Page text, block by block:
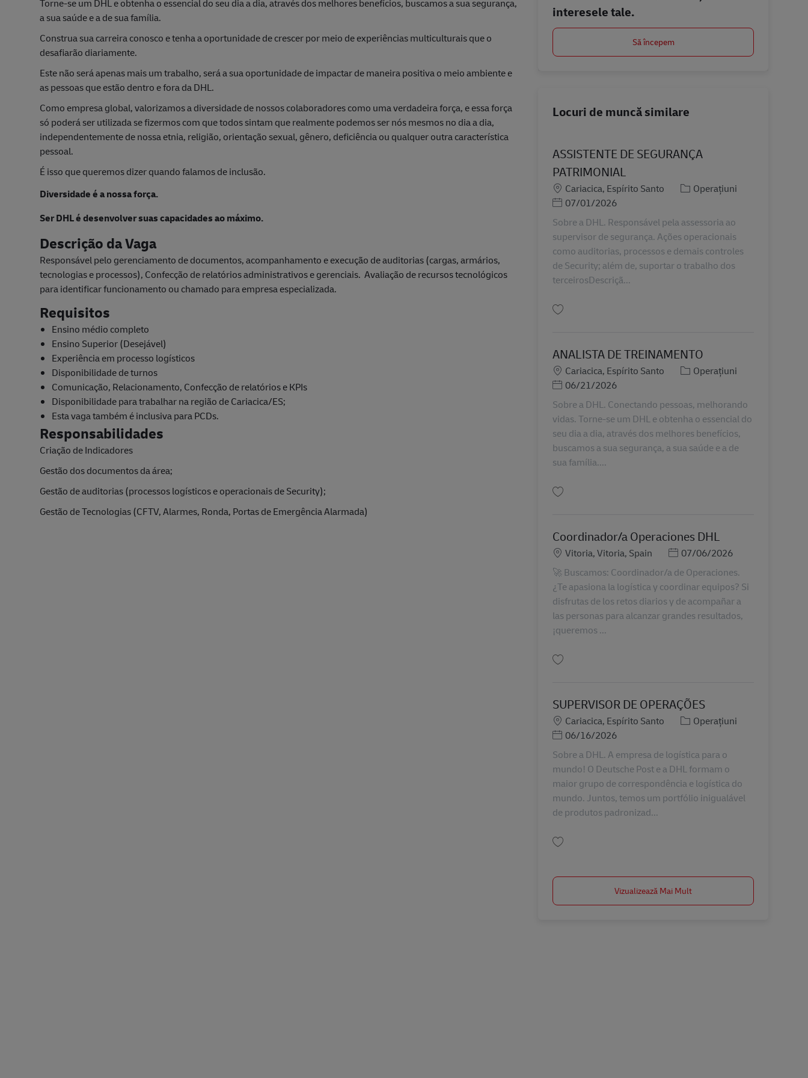
Torne-se um DHL e obtenha o essencial do seu dia a dia, através dos melhores benefícios, buscamos a sua segurança,
a sua saúde e a de sua família.
Construa sua carreira conosco e tenha a oportunidade de crescer por meio de experiências multiculturais que o
desafiarão diariamente.
Este não será apenas mais um trabalho, será a sua oportunidade de impactar de maneira positiva o meio ambiente e
as pessoas que estão dentro e fora da DHL.
Como empresa global, valorizamos a diversidade de nossos colaboradores como uma verdadeira força, e essa força
só poderá ser utilizada se fizermos com que todos sintam que realmente podemos ser nós mesmos no dia a dia,
independentemente de nossa etnia, religião, orientação sexual, gênero, deficiência ou qualquer outra característica
pessoal.
É isso que queremos dizer quando falamos de inclusão.
Diversidade é a nossa força.
Ser DHL é desenvolver suas capacidades ao máximo.
Descrição da Vaga
Responsável pelo gerenciamento de documentos, acompanhamento e execução de auditorias (cargas, armários,
tecnologias e processos), Confecção de relatórios administrativos e gerenciais. Avaliação de recursos tecnológicos
para identificar funcionamento ou chamado para empresa especializada.
Requisitos
Ensino médio completo
Ensino Superior (Desejável)
Experiência em processo logísticos
Disponibilidade de turnos
Comunicação, Relacionamento, Confecção de relatórios e KPIs
Disponibilidade para trabalhar na região de Cariacica/ES;
Esta vaga também é inclusiva para PCDs.
Responsabilidades
Criação de Indicadores
Gestão dos documentos da área;
Gestão de auditorias (processos logísticos e operacionais de Security);
Gestão de Tecnologias (CFTV, Alarmes, Ronda, Portas de Emergência Alarmada)
interesele tale.
Să începem
Locuri de muncă similare
ASSISTENTE DE SEGURANÇA
PATRIMONIAL
Locație
Cariacica, Espírito Santo Categorie
Operațiuni
Posted Date
07/01/2026
Sobre a DHL. Responsável pela assessoria ao
supervisor de segurança. Ações operacionais
como auditorias, processos e demais controles
de Security; além de, suportar o trabalho dos
terceirosDescriçã...
ANALISTA DE TREINAMENTO
Locație
Cariacica, Espírito Santo Categorie
Operațiuni
Posted Date
06/21/2026
Sobre a DHL. Conectando pessoas, melhorando
vidas. Torne-se um DHL e obtenha o essencial do
seu dia a dia, através dos melhores benefícios,
buscamos a sua segurança, a sua saúde e a de
sua família....
Coordinador/a Operaciones DHL
Locație
Vitoria, Vitoria, Spain Posted Date
07/06/2026
🚀 Buscamos: Coordinador/a de Operaciones.
¿Te apasiona la logística y coordinar equipos? Si
disfrutas de los retos diarios y de acompañar a
las personas para alcanzar grandes resultados,
¡queremos ...
SUPERVISOR DE OPERAÇÕES
Locație
Cariacica, Espírito Santo Categorie
Operațiuni
Posted Date
06/16/2026
Sobre a DHL. A empresa de logística para o
mundo! O Deutsche Post e a DHL formam o
maior grupo de correspondência e logística do
mundo. Juntos, temos um portfólio inigualável
de produtos padronizad...
Vizualizează Mai Mult